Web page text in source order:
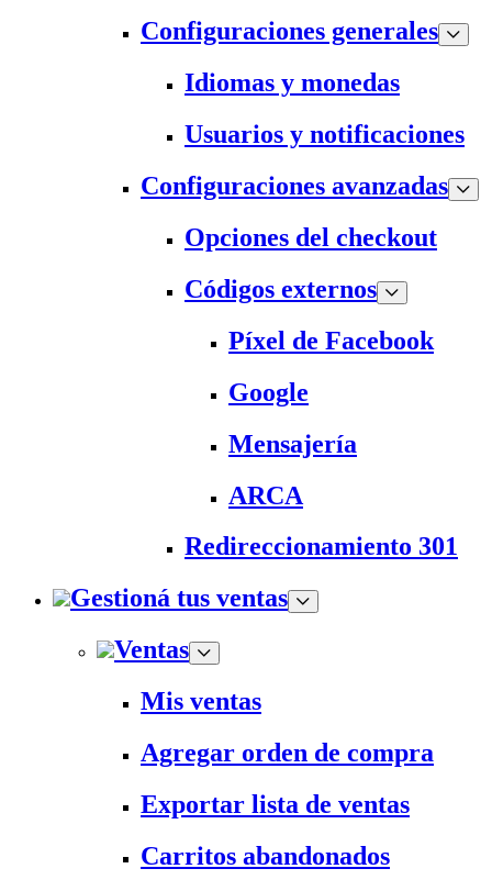
Configuraciones generales
Idiomas y monedas
Usuarios y notificaciones
Configuraciones avanzadas
Opciones del checkout
Códigos externos
Píxel de Facebook
Google
Mensajería
ARCA
Redireccionamiento 301
Gestioná tus ventas
Ventas
Mis ventas
Agregar orden de compra
Exportar lista de ventas
Carritos abandonados